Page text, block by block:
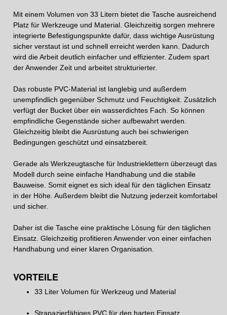
Mit einem Volumen von 33 Litern bietet die Tasche ausreichend
Platz für Werkzeuge und Material. Gleichzeitig sorgen mehrere
integrierte Befestigungspunkte dafür, dass wichtige Ausrüstung
sicher verstaut ist und schnell erreicht werden kann. Dadurch
wird die Arbeit deutlich einfacher und effizienter. Zudem spart
der Anwender Zeit und arbeitet strukturierter.
Das robuste PVC-Material ist langlebig und außerdem
unempfindlich gegenüber Schmutz und Feuchtigkeit. Zusätzlich
verfügt der Bucket über ein wasserdichtes Fach. So können
empfindliche Gegenstände sicher aufbewahrt werden.
Gleichzeitig bleibt die Ausrüstung auch bei schwierigen
Bedingungen geschützt und einsatzbereit.
Gerade als Werkzeugtasche für Industrieklettern überzeugt das
Modell durch seine einfache Handhabung und die stabile
Bauweise. Somit eignet es sich ideal für den täglichen Einsatz
in der Höhe. Außerdem bleibt die Nutzung jederzeit komfortabel
und sicher.
Daher ist die Tasche eine praktische Lösung für den täglichen
Einsatz. Gleichzeitig profitieren Anwender von einer einfachen
Handhabung und einer klaren Organisation.
VORTEILE
33 Liter Volumen für Werkzeug und Material
Strapazierfähiges PVC für den harten Einsatz